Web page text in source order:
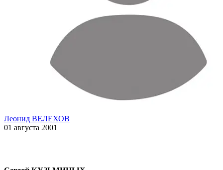
Леонид ВЕЛЕХОВ
01 августа 2001